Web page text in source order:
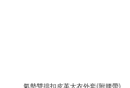
氣勢雙排扣皮革大衣外套(附腰帶)